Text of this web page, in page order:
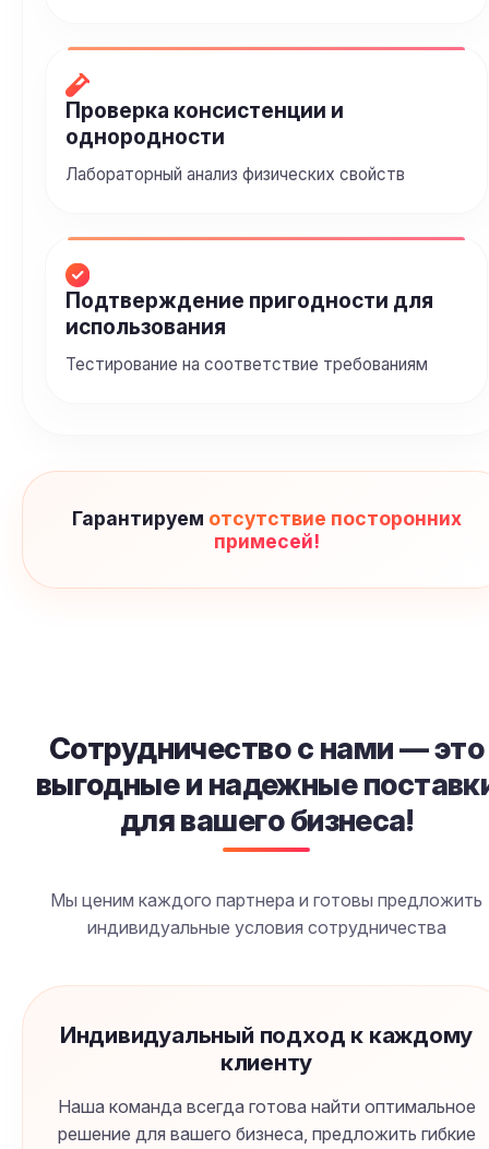
Проверка консистенции и
однородности
Лабораторный анализ физических свойств
Подтверждение пригодности для
использования
Тестирование на соответствие требованиям
Гарантируем отсутствие посторонних
примесей!
Сотрудничество с нами — это
выгодные и надежные
для вашего бизнеса!
Мы ценим каждого партнера и готовы предложить
индивидуальные условия сотрудничества
Индивидуальный подход к каждому
клиенту
Наша команда всегда готова найти оптимальное
решение для вашего бизнеса, предложить гибкие